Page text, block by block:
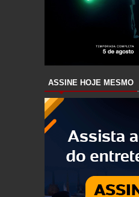
ASSINE HOJE MESMO